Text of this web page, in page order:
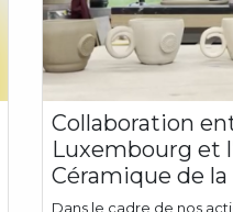
Collaboration
Luxembourg et
Céramique de
Dans le cadre de nos